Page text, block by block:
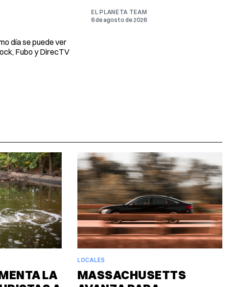
día se puede ver
Fubo y DirecTV
EL PLANETA TEAM
6 de agosto de 2026
LA
LOCALES
MASSACHUSETTS